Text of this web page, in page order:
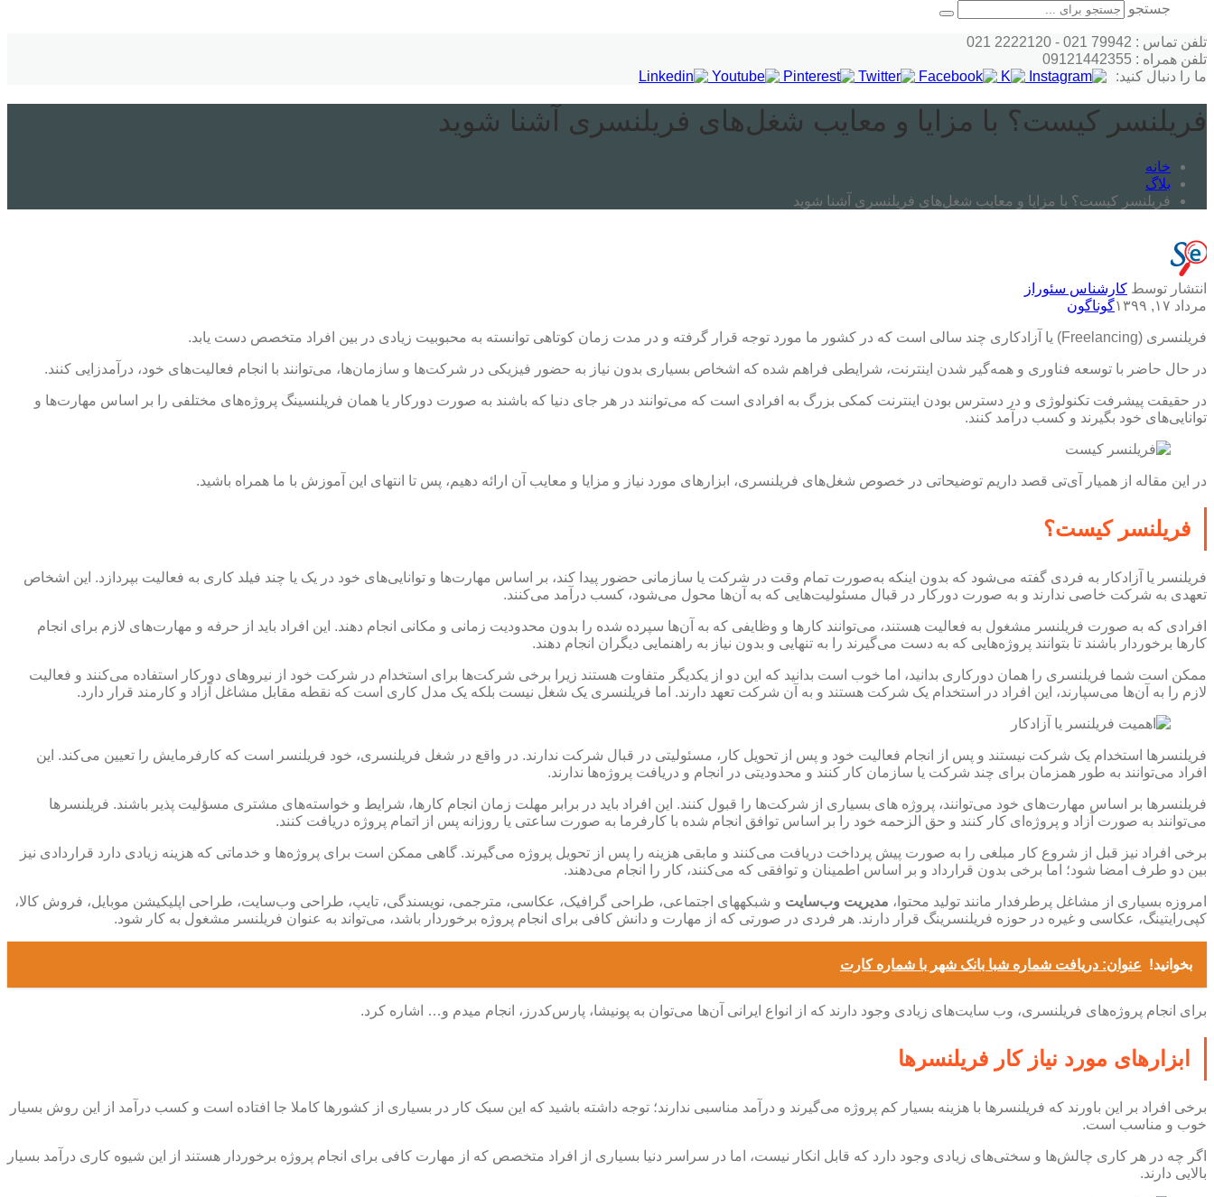
جستجو
تلفن تماس : 79942 021 - 2222120 021
تلفن همراه : 09121442355
ما را دنبال کنید:
فریلنسر کیست؟ با مزایا و معایب شغل‌های فریلنسری آشنا شوید
خانه
بلاگ
فریلنسر کیست؟ با مزایا و معایب شغل‌های فریلنسری آشنا شوید
انتشار توسط کارشناس سئوراز
مرداد ۱۷, ۱۳۹۹
گوناگون
فریلنسری (Freelancing) یا آزادکاری چند سالی است که در کشور ما مورد توجه قرار گرفته و در مدت زمان کوتاهی توانسته به محبوبیت زیادی در بین افراد متخصص دست یابد.
در حال حاضر با توسعه فناوری و همه‌گیر شدن اینترنت، شرایطی فراهم شده که اشخاص بسیاری بدون نیاز به حضور فیزیکی در شرکت‌ها و سازمان‌ها، می‌توانند با انجام فعالیت‌های خود، درآمدزایی کنند.
در حقیقت پیشرفت تکنولوژی و در دسترس بودن اینترنت کمکی بزرگ به افرادی است که می‌توانند در هر جای دنیا که باشند به صورت دورکار یا همان فریلنسینگ پروژه‌های مختلفی را بر اساس مهارت‌ها و
توانایی‌های خود بگیرند و کسب درآمد کنند.
در این مقاله از همیار آی‌تی قصد داریم توضیحاتی در خصوص شغل‌های فریلنسری، ابزارهای مورد نیاز و مزایا و معایب آن ارائه دهیم، پس تا انتهای این آموزش با ما همراه باشید.
فریلنسر کیست؟
فریلنسر یا آزادکار به فردی گفته می‌شود که بدون اینکه به‌صورت تمام وقت در شرکت یا سازمانی حضور پیدا کند، بر اساس مهارت‌ها و توانایی‌های خود در یک یا چند فیلد کاری به فعالیت بپردازد. این اشخاص
تعهدی به شرکت خاصی ندارند و به صورت دورکار در قبال مسئولیت‌هایی که به آن‌ها محول می‌شود، کسب درآمد می‌کنند.
افرادی که به صورت فریلنسر مشغول به فعالیت هستند، می‌توانند کارها و وظایفی که به آن‌ها سپرده شده را بدون محدودیت زمانی و مکانی انجام دهند. این افراد باید از حرفه و مهارت‌های لازم برای انجام
کارها برخوردار باشند تا بتوانند پروژه‌هایی که به دست می‌گیرند را به تنهایی و بدون نیاز به راهنمایی دیگران انجام دهند.
ممکن است شما فریلنسری را همان دورکاری بدانید، اما خوب است بدانید که این دو از یکدیگر متفاوت هستند زیرا برخی شرکت‌ها برای استخدام در شرکت خود از نیروهای دورکار استفاده می‌کنند و فعالیت
لازم را به آن‌ها می‌سپارند، این افراد در استخدام یک شرکت هستند و به آن شرکت تعهد دارند. اما فریلنسری یک شغل نیست بلکه یک مدل کاری است که نقطه مقابل مشاغل آزاد و کارمند قرار دارد.
فریلنسرها استخدام یک شرکت نیستند و پس از انجام فعالیت خود و پس از تحویل کار، مسئولیتی در قبال شرکت ندارند. در واقع در شغل فریلنسری، خود فریلنسر است که کارفرمایش را تعیین می‌کند. این
افراد می‌توانند به طور همزمان برای چند شرکت یا سازمان کار کنند و محدودیتی در انجام و دریافت پروژه‌ها ندارند.
فریلنسرها بر اساس مهارت‌های خود می‌توانند، پروژه های بسیاری از شرکت‌ها را قبول کنند. این افراد باید در برابر مهلت زمان انجام کارها، شرایط و خواسته‌های مشتری مسؤلیت پذیر باشند. فریلنسرها
می‌توانند به صورت آزاد و پروژه‌ای کار کنند و حق الزحمه خود را بر اساس توافق انجام شده با کارفرما به صورت ساعتی یا روزانه پس از اتمام پروژه دریافت کنند.
برخی افراد نیز قبل از شروع کار مبلغی را به صورت پیش پرداخت دریافت می‌کنند و مابقی هزینه را پس از تحویل پروژه می‌گیرند. گاهی ممکن است برای پروژه‌ها و خدماتی که هزینه زیادی دارد قراردادی نیز
بین دو طرف امضا شود؛ اما برخی بدون قرارداد و بر اساس اطمینان و توافقی که می‌کنند، کار را انجام می‌دهند.
امروزه بسیاری از مشاغل پرطرفدار مانند تولید محتوا، مدیریت وب‌سایت
و شبکه‎های اجتماعی، طراحی گرافیک، عکاسی، مترجمی، نویسندگی، تایپ، طراحی وب‌سایت، طراحی اپلیکیشن موبایل، فروش کالا،
کپی‌رایتینگ، عکاسی و غیره در حوزه فریلنسرینگ قرار دارند. هر فردی در صورتی که از مهارت و دانش کافی برای انجام پروژه برخوردار باشد، می‌تواند به عنوان فریلنسر مشغول به کار شود.
بخوانید! عنوان: دریافت شماره شبا بانک شهر با شماره کارت
برای انجام پروژه‌های فریلنسری، وب سایت‌های زیادی وجود دارند که از انواع ایرانی آن‌ها می‌توان به پونیشا، پارس‌کدرز، انجام میدم و… اشاره کرد.
ابزارهای مورد نیاز کار فریلنسرها
برخی افراد بر این باورند که فریلنسرها با هزینه بسیار کم پروژه می‌گیرند و درآمد مناسبی ندارند؛ توجه داشته باشید که این سبک کار در بسیاری از کشورها کاملا جا افتاده است و کسب درآمد از این روش بسیار
خوب و مناسب است.
اگر چه در هر کاری چالش‌ها و سختی‌های زیادی وجود دارد که قابل انکار نیست، اما در سراسر دنیا بسیاری از افراد متخصص که از مهارت کافی برای انجام پروژه برخوردار هستند از این شیوه کاری درآمد بسیار
بالایی دارند.